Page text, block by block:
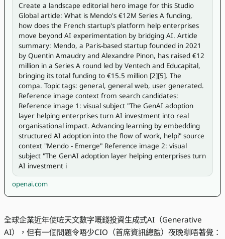
Create a landscape editorial hero image for this Studio
Global article: What is Mendo's €12M Series A funding,
how does the French startup's platform help enterprises
move beyond AI experimentation by bridging AI. Article
summary: Mendo, a Paris-based startup founded in 2021
by Quentin Amaudry and Alexandre Pinon, has raised €12
million in a Series A round led by Ventech and Educapital,
bringing its total funding to €15.5 million [2][5]. The
compa. Topic tags: general, general web, user generated.
Reference image context from search candidates:
Reference image 1: visual subject "The GenAI adoption
layer helping enterprises turn AI investment into real
organisational impact. Advancing learning by embedding
structured AI adoption into the flow of work, helpi" source
context "Mendo - Emerge" Reference image 2: visual
subject "The GenAI adoption layer helping enterprises turn
AI investment i
openai.com
全球企業近年使咗天文數字嘅錢投資生成式AI（Generative
AI），但有一個問題令唔少CIO（首席資訊總監）夜晚瞓唔著覺：